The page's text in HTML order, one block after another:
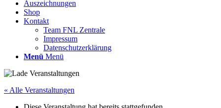
Auszeichnungen
Shop
Kontakt
Team FNL Zentrale
Impressum
Datenschutzerklärung
Menü Menü
« Alle Veranstaltungen